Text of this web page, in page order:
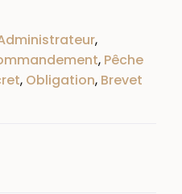
,
, Pêche
, Obligation, Brevet